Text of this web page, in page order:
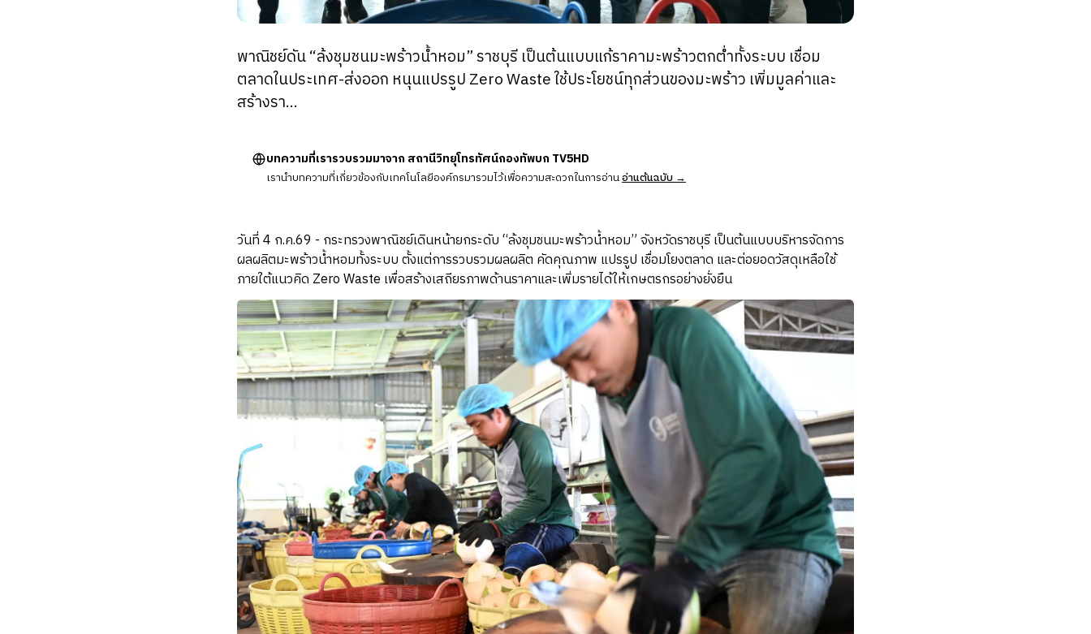
พาณิชย์ดัน “ล้งชุมชนมะพร้าวน้ำหอม” ราชบุรี เป็นต้นแบบแก้ราคามะพร้าวตกต่ำทั้งระบบ เชื่อม
ตลาดในประเทศ-ส่งออก หนุนแปรรูป Zero Waste ใช้ประโยชน์ทุกส่วนของมะพร้าว เพิ่มมูลค่าและ
สร้างรา…
บทความที่เรารวบรวมมาจาก สถานีวิทยุโทรทัศน์กองทัพบก TV5HD
เรานำบทความที่เกี่ยวข้องกับเทคโนโลยีองค์กรมารวมไว้เพื่อความสะดวกในการอ่านอ่านต้นฉบับ →
วันที่ 4 ก.ค.69 - กระทรวงพาณิชย์เดินหน้ายกระดับ “ล้งชุมชนมะพร้าวน้ำหอม” จังหวัดราชบุรี เป็นต้นแบบบริหารจัดการ
ผลผลิตมะพร้าวน้ำหอมทั้งระบบ ตั้งแต่การรวบรวมผลผลิต คัดคุณภาพ แปรรูป เชื่อมโยงตลาด และต่อยอดวัสดุเหลือใช้
ภายใต้แนวคิด Zero Waste เพื่อสร้างเสถียรภาพด้านราคาและเพิ่มรายได้ให้เกษตรกรอย่างยั่งยืน